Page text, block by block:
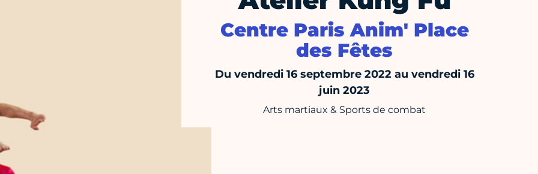
Centre Paris Anim' Place
des Fêtes
Du vendredi 16 septembre 2022 au vendredi 16
juin 2023
Arts martiaux & Sports de combat